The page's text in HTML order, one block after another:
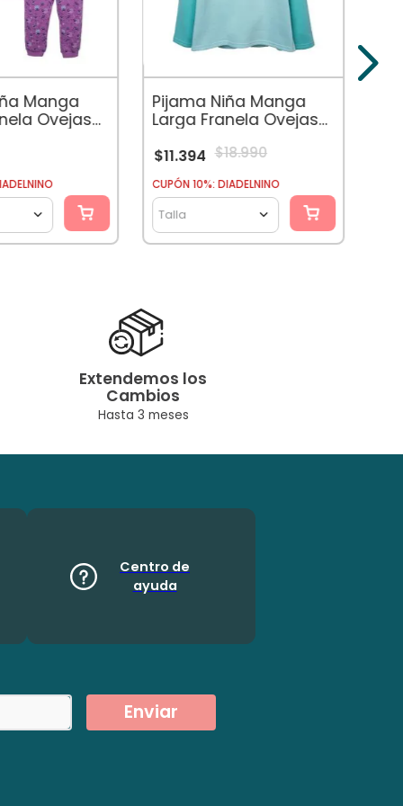
Manga
Ovejas
Pijama Niña Manga
Larga Franela Ovejas
$11.394 $18.990
CUPÓN 10%: DIADELNINO
Talla
Extendemos los
Cambios
Hasta 3 meses
Centro de
ayuda
Enviar